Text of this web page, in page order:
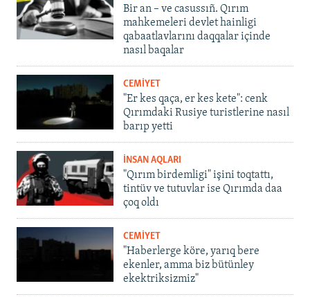
Bir an – ve casussıñ. Qırım
mahkemeleri devlet hainligi
qabaatlavlarını daqqalar içinde
nasıl baqalar
CEMİYET
"Er kes qaça, er kes kete": cenk
Qırımdaki Rusiye turistlerine nasıl
barıp yetti
İNSAN AQLARI
"Qırım birdemligi" işini toqtattı,
tintüv ve tutuvlar ise Qırımda daa
çoq oldı
CEMİYET
"Haberlerge köre, yarıq bere
ekenler, amma biz bütünley
ekektriksizmiz"